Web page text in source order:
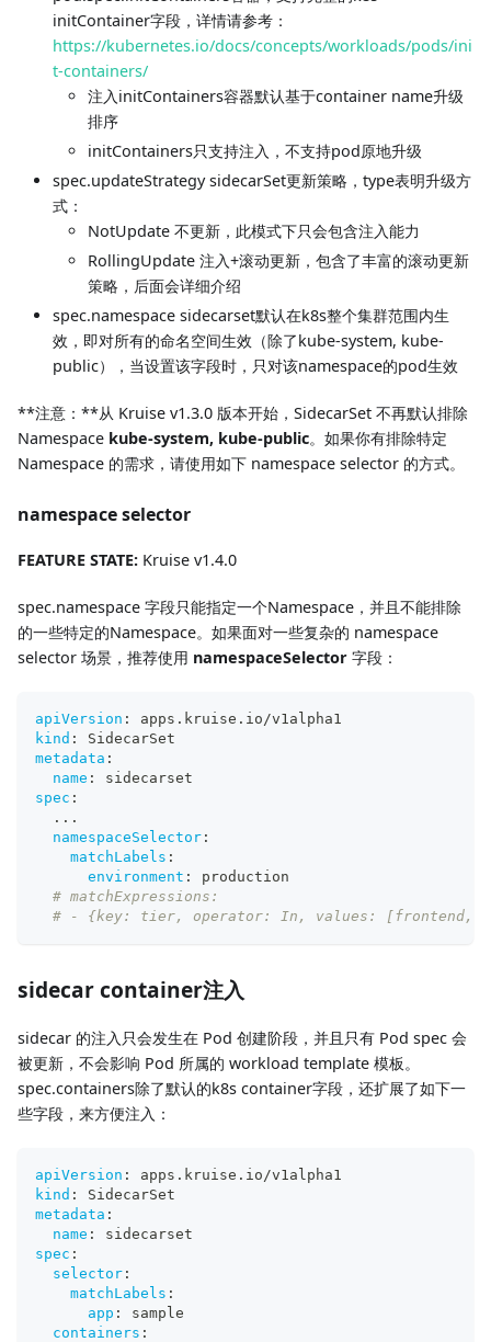
initContainer字段，详情请参考：
https://kubernetes.io/docs/concepts/workloads/pods/ini
t-containers/
注入initContainers容器默认基于container name升级
排序
initContainers只支持注入，不支持pod原地升级
spec.updateStrategy sidecarSet更新策略，type表明升级方
式：
NotUpdate 不更新，此模式下只会包含注入能力
RollingUpdate 注入+滚动更新，包含了丰富的滚动更新
策略，后面会详细介绍
spec.namespace sidecarset默认在k8s整个集群范围内生
效，即对所有的命名空间生效（除了kube-system, kube-
public），当设置该字段时，只对该namespace的pod生效
**注意：**从 Kruise v1.3.0 版本开始，SidecarSet 不再默认排除
Namespace kube-system, kube-public。如果你有排除特定
Namespace 的需求，请使用如下 namespace selector 的方式。
namespace selector
FEATURE STATE: Kruise v1.4.0
spec.namespace 字段只能指定一个Namespace，并且不能排除
的一些特定的Namespace。如果面对一些复杂的 namespace
selector 场景，推荐使用 namespaceSelector 字段：
apiVersion :
apps.kruise.io/v1alpha1
kind :
SidecarSet
metadata :
name :
sidecarset
spec :
...
namespaceSelector :
matchLabels :
environment :
production
# matchExpressions:
# - {key: tier, operator: In, values: [frontend,
sidecar container注入
sidecar 的注入只会发生在 Pod 创建阶段，并且只有 Pod spec 会
被更新，不会影响 Pod 所属的 workload template 模板。
spec.containers除了默认的k8s container字段，还扩展了如下一
些字段，来方便注入：
apiVersion :
apps.kruise.io/v1alpha1
kind :
SidecarSet
metadata :
name :
sidecarset
spec :
selector :
matchLabels :
app :
sample
containers :